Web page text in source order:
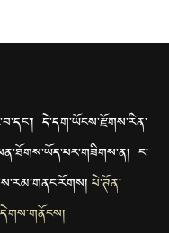
དེ་དག་ཡོངས་རྫོགས་རིན་
ང་
པེ་ཊོན་